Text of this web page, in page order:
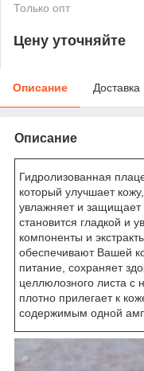
Только опт
Цену уточняйте
Описание Доставка
Описание
Гидролизованная
который улучшает
увлажняет и защищает
становится гладкой и
компоненты и
обеспечивают Вашей
питание, сохраняет
целлюлозного листа
плотно прилегает к
содержимым одной